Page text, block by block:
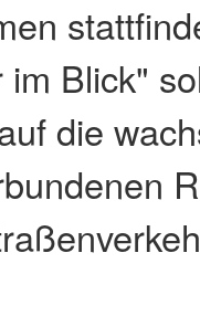
Blick"
die